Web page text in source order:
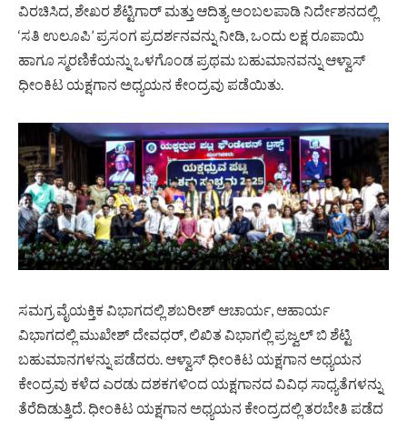
ವಿರಚಿಸಿದ, ಶೇಖರ ಶೆಟ್ಟಿಗಾರ್ ಮತ್ತು ಆದಿತ್ಯ ಅಂಬಲಪಾಡಿ ನಿರ್ದೇಶನದಲ್ಲಿ
‘ಸತಿ ಉಲೂಪಿ’ ಪ್ರಸಂಗ ಪ್ರದರ್ಶನವನ್ನು ನೀಡಿ, ಒಂದು ಲಕ್ಷ ರೂಪಾಯಿ
ಹಾಗೂ ಸ್ಮರಣಿಕೆಯನ್ನು ಒಳಗೊಂಡ ಪ್ರಥಮ ಬಹುಮಾನವನ್ನು ಆಳ್ವಾಸ್
ಧೀಂಕಿಟ ಯಕ್ಷಗಾನ ಅಧ್ಯಯನ ಕೇಂದ್ರವು ಪಡೆಯಿತು.
ಸಮಗ್ರ ವೈಯಕ್ತಿಕ ವಿಭಾಗದಲ್ಲಿ ಶಬರೀಶ್ ಆಚಾರ್ಯ, ಆಹಾರ್ಯ
ವಿಭಾಗದಲ್ಲಿ ಮುಖೇಶ್ ದೇವಧರ್, ಲಿಖಿತ ವಿಭಾಗಲ್ಲಿ ಪ್ರಜ್ವಲ್ ಬಿ ಶೆಟ್ಟಿ
ಬಹುಮಾನಗಳನ್ನು ಪಡೆದರು. ಆಳ್ವಾಸ್ ಧೀಂಕಿಟ ಯಕ್ಷಗಾನ ಅಧ್ಯಯನ
ಕೇಂದ್ರವು ಕಳೆದ ಎರಡು ದಶಕಗಳಿಂದ ಯಕ್ಷಗಾನದ ವಿವಿಧ ಸಾಧ್ಯತೆಗಳನ್ನು
ತೆರೆದಿಡುತ್ತಿದೆ. ಧೀಂಕಿಟ ಯಕ್ಷಗಾನ ಅಧ್ಯಯನ ಕೇಂದ್ರದಲ್ಲಿ ತರಬೇತಿ ಪಡೆದ